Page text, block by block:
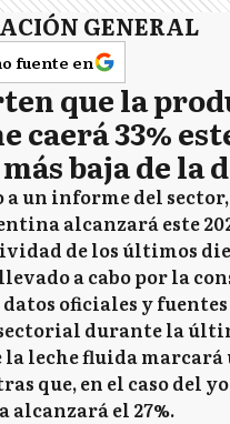
GENERAL
fuente en
que la
caerá 33%
baja de la
a un informe del
alcanzará este
de los últimos
a cabo por la
datos oficiales y
durante la
la leche fluida marcará
que, en el caso del
alcanzará el 27%.